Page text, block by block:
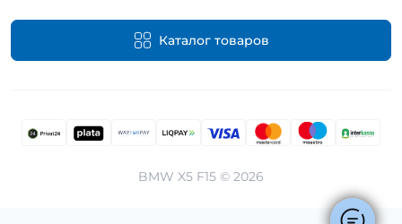
Каталог товаров
BMW X5 F15 © 2026